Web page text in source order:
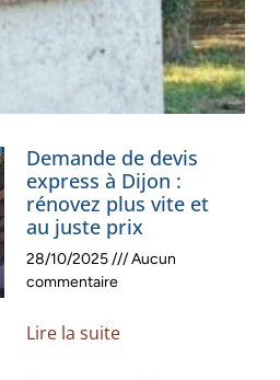
Demande de devis
express à Dijon :
rénovez plus vite et
au juste prix
28/10/2025
Aucun
commentaire
Lire la suite